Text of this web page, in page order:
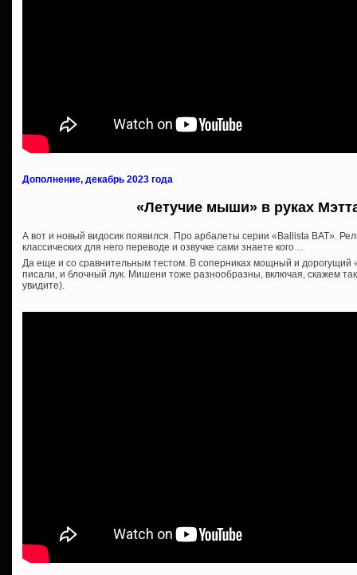
Дополнение, декабрь 2023 года
«Летучие мыши» в руках
А вот и новый видосик появился. Про арбалеты серии «Ballista BAT».
классических для него переводе и озвучке сами знаете кого…
Да еще и со сравнительным тестом. В соперниках мощный и дорогущий
писали, и блочный лук. Мишени тоже разнообразны, включая, скажем
увидите).